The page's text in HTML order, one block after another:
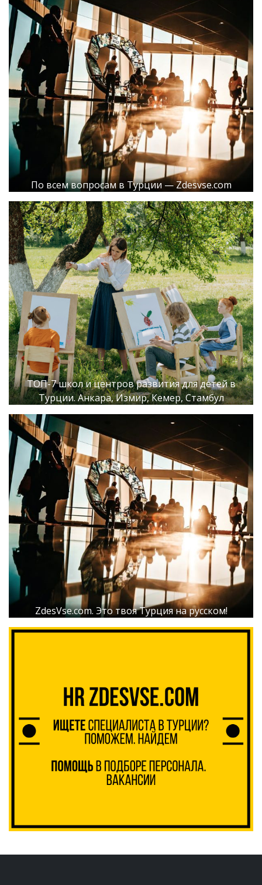
По всем вопросам в Турции — Zdesvse.com
ТОП-7 школ и центров развития для детей в
Турции. Анкара, Измир, Кемер, Стамбул
ZdesVse.com. Это твоя Турция на русском!